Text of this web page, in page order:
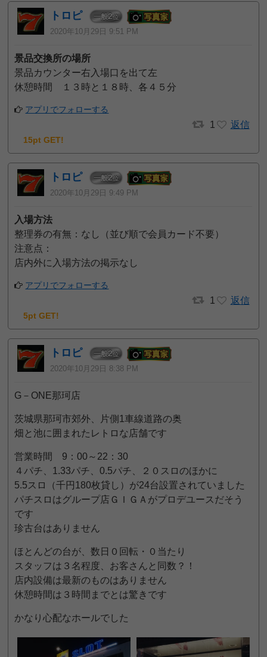
トロピ 一般2位
2020年10月29日 9:51 PM
景品交換所の場所
景品カウンター右入場口を出て左
休憩時間 １３時と１８時、各４５分
アプリでフォローする
1 返信
15pt GET!
トロピ 一般2位
2020年10月29日 9:49 PM
入場方法
整理券の有無：なし（並び順で会員カード不要）
注意点：
店内外に入場方法の掲示なし
アプリでフォローする
1 返信
5pt GET!
トロピ 一般2位
2020年10月29日 8:38 PM
G－ONE那珂店
茨城県那珂市郊外、片側1車線道路の奥
畑と池に囲まれたレトロな店舗です
営業時間 9：00～22：30
４パチ、1.33パチ、0.5パチ、２０スロのほかに
5.5スロ（千円180枚貸し）が24台設置されていました
パチスロはグループ店ＧＩＧＡがプロデユースだそう
です
珍古台はありません
ほとんどの台が、数日０回転・０当たり
スタッフは３名程度、お客さんと同数？！
店内設備は最新のものはありません
休憩時間は３時間までとは驚きです
かなり心配なホールでした